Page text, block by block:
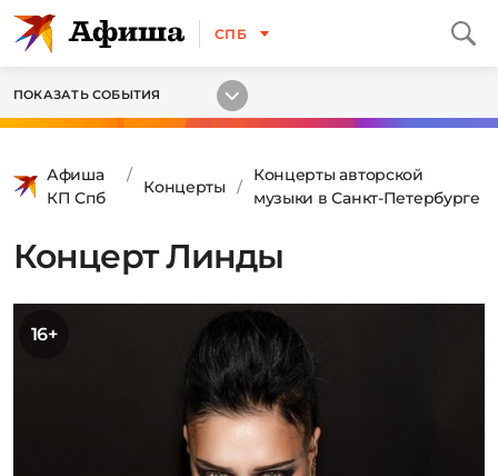
СПБ
ПОКАЗАТЬ СОБЫТИЯ
Афиша
КП Спб
Концерты
Концерты авторской
музыки в Санкт-Петербурге
Концерт Линды
16+